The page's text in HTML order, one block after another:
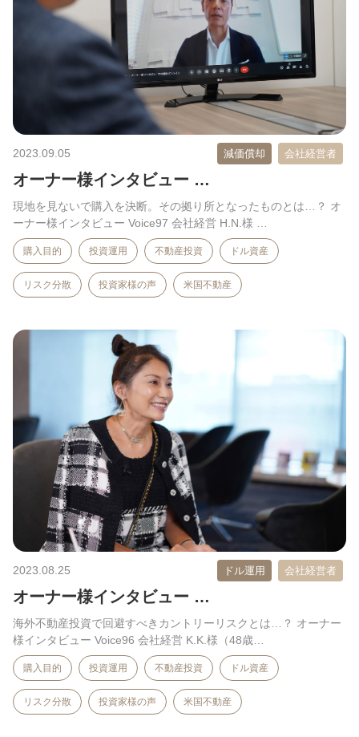
2023.09.05 減価償却 会社経営者
オーナー様インタビュー …
現地を見ないで購入を決断。その拠り所となったものとは…？ オ
ーナー様インタビュー Voice97 会社経営 H.N.様 …
購入目的 投資運用 不動産投資 ドル資産
リスク分散 投資家様の声 米国不動産
2023.08.25 ドル運用 会社経営者
オーナー様インタビュー …
海外不動産投資で回避すべきカントリーリスクとは…？ オーナー
様インタビュー Voice96 会社経営 K.K.様（48歳…
購入目的 投資運用 不動産投資 ドル資産
リスク分散 投資家様の声 米国不動産